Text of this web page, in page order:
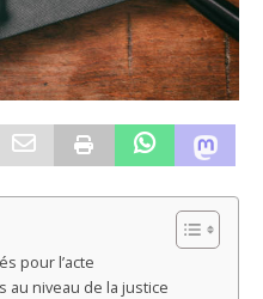
pour l’acte
au niveau de la justice